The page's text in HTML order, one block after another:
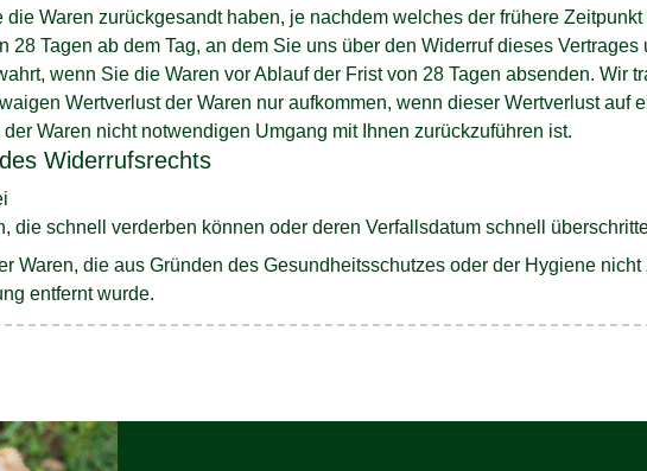
Waren zurückgesandt haben, je nachdem welches der frühere
28 Tagen ab dem Tag, an dem Sie uns über den Widerruf dieses
wenn Sie die Waren vor Ablauf der Frist von 28 Tagen absenden. Wir
Wertverlust der Waren nur aufkommen, wenn dieser Wertverlust auf
Waren nicht notwendigen Umgang mit Ihnen zurückzuführen ist.
Widerrufsrechts
die schnell verderben können oder deren Verfallsdatum schnell
Waren, die aus Gründen des Gesundheitsschutzes oder der Hygiene
entfernt wurde.